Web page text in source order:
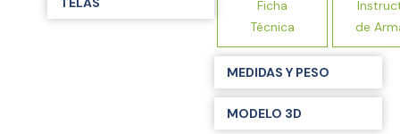
Ficha
Técnica
de
MEDIDAS Y PESO
MODELO 3D